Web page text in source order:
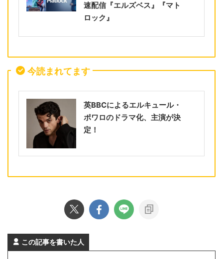
速配信『エルズベス』『マト
ロック』
今読まれてます
英BBCによるエルキュール・
ポワロのドラマ化、主演が決
定！
この記事を書いた人